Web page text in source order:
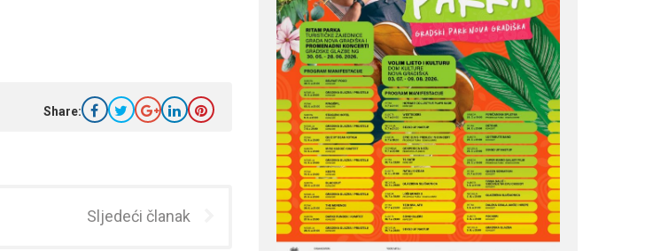
Share:
Sljedeći članak